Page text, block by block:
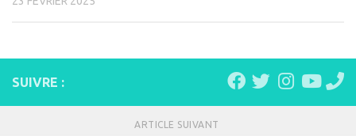
SUIVRE :
ARTICLE SUIVANT